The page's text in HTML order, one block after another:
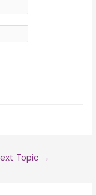
Topic →